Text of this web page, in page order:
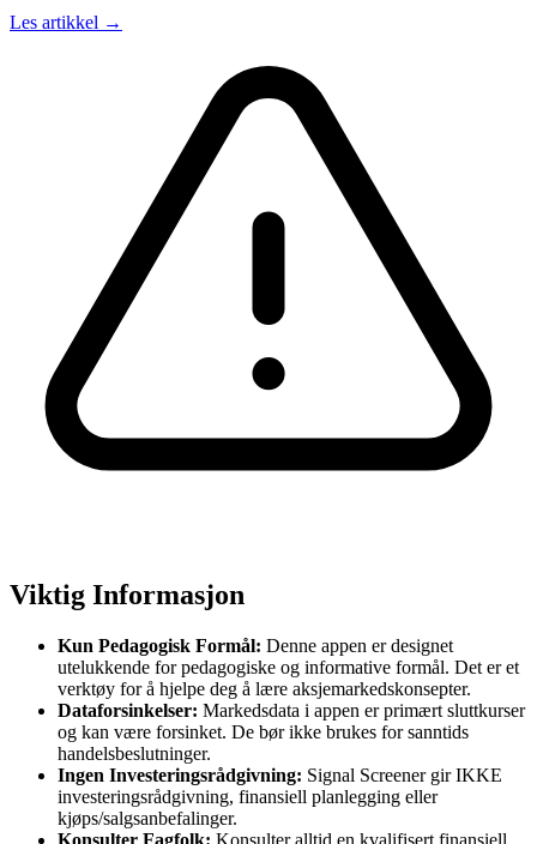
Les artikkel →
Viktig Informasjon
Kun Pedagogisk Formål: Denne appen er designet
utelukkende for pedagogiske og informative formål. Det er et
verktøy for å hjelpe deg å lære aksjemarkedskonsepter.
Dataforsinkelser: Markedsdata i appen er primært sluttkurser
og kan være forsinket. De bør ikke brukes for sanntids
handelsbeslutninger.
Ingen Investeringsrådgivning: Signal Screener gir IKKE
investeringsrådgivning, finansiell planlegging eller
kjøps/salgsanbefalinger.